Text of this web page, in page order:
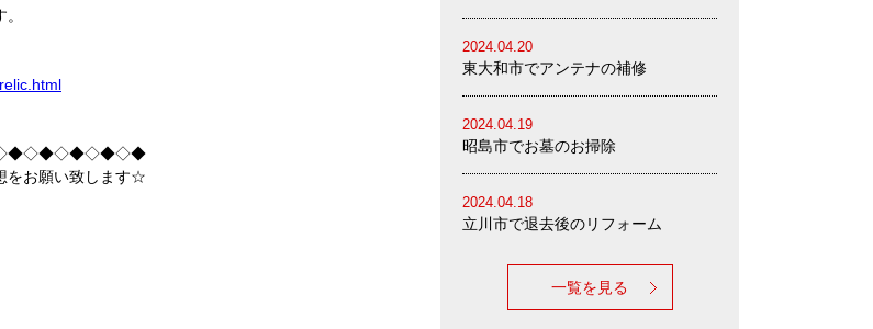
をお願い致します☆
2024.04.20
東大和市でアンテナの補修
2024.04.19
昭島市でお墓のお掃除
2024.04.18
立川市で退去後のリフォーム
一覧を見る